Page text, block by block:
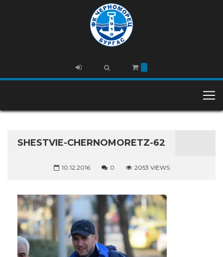
SHESTVIE-CHERNOMORETZ-62
10.12.2016 0 2053 VIEWS